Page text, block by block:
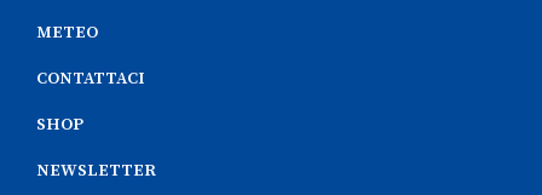
METEO
CONTATTACI
SHOP
NEWSLETTER